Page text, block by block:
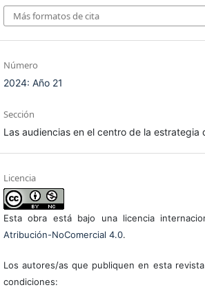
Más formatos de cita
Número
2024: Año 21
Sección
Las audiencias en el centro de la estrategia
Licencia
Esta obra está bajo una licencia
Atribución-NoComercial 4.0.
Los autores/as que publiquen en esta
condiciones: